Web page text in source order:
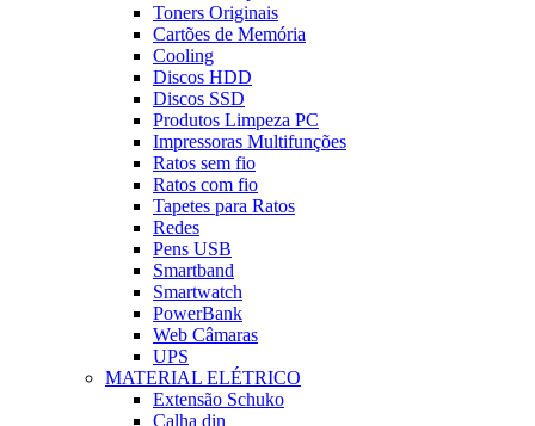
Toners Originais
Cartões de Memória
Cooling
Discos HDD
Discos SSD
Produtos Limpeza PC
Impressoras Multifunções
Ratos sem fio
Ratos com fio
Tapetes para Ratos
Redes
Pens USB
Smartband
Smartwatch
PowerBank
Web Câmaras
UPS
MATERIAL ELÉTRICO
Extensão Schuko
Calha din